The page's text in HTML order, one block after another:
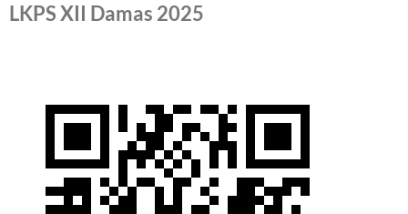
LKPS XII Damas 2025